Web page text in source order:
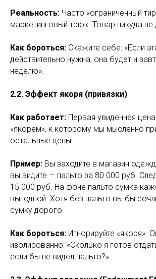
Реальность: Часто «ограниченный
маркетинговый трюк. Товар никуда не
Как бороться: Скажите себе: «Если
действительно нужна, она будет и
неделю».
2.2. Эффект якоря (привязки)
Как работает: Первая увиденная
«якорем», к которому мы мысленно
остальные цены.
Пример: Вы заходите в магазин
вы видите — пальто за 80 000 руб.
15 000 руб. На фоне пальто сумка
выгодной. Хотя без пальто вы бы
сумку дорого.
Как бороться: Игнорируйте «якоря».
изолированно: «Сколько я готов
если бы не видел пальто?»